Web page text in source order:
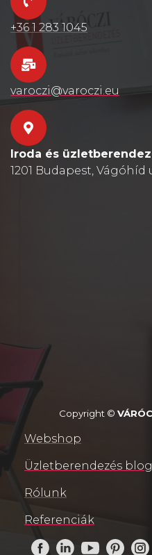
+36 1 283 1045
varoczi@varoczi.eu
Iroda és
1201 Budapest, Vágóhíd
Copyright ©
Webshop
Üzletberendezés blog
Rólunk
Referenciák